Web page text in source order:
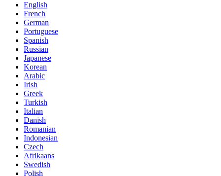
English
French
German
Portuguese
Spanish
Russian
Japanese
Korean
Arabic
Irish
Greek
Turkish
Italian
Danish
Romanian
Indonesian
Czech
Afrikaans
Swedish
Polish